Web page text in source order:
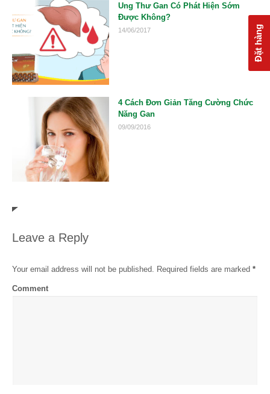
Ung Thư Gan Có Phát Hiện Sớm
Được Không?
14/06/2017
4 Cách Đơn Giản Tăng Cường Chức
Năng Gan
09/09/2016
Leave a Reply
Your email address will not be published. Required fields are marked *
Comment
Đặt hàng